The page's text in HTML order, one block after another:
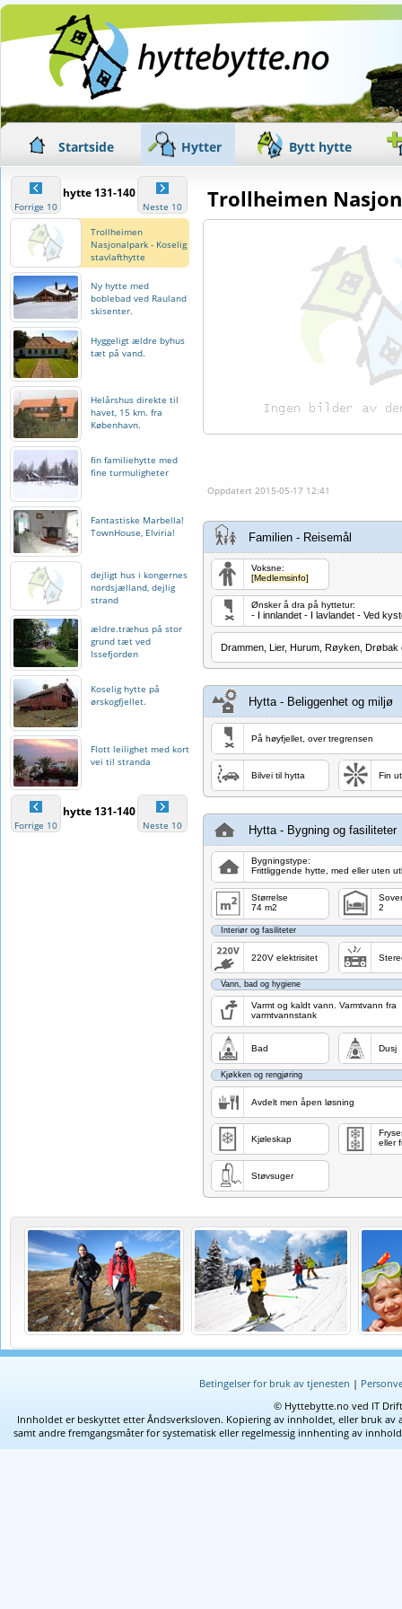
Startside Hytter Bytt hytte
Forrige 10
hytte 131-140
Neste 10
Trollheimen
Nasjonalpark - Koselig
stavlafthytte
Ny hytte med
boblebad ved Rauland
skisenter.
Hyggeligt ældre byhus
tæt på vand.
Helårshus direkte til
havet, 15 km. fra
København.
fin familiehytte med
fine turmuligheter
Fantastiske Marbella!
TownHouse, Elviria!
dejligt hus i kongernes
nordsjælland, dejlig
strand
ældre.træhus på stor
grund tæt ved
Issefjorden
Koselig hytte på
ørskogfjellet.
Flott leilighet med kort
vei til stranda
Forrige 10
hytte 131-140
Neste 10
Trollheimen
Oppdatert 2015-05-17 12:41
Familien - Reisemål
Voksne:
[Medlemsinfo]
Ønsker å dra på hyttetur:
- I innlandet - I lavlandet - Ved
Drammen, Lier, Hurum, Røyken,
Hytta - Beliggenhet og miljø
På høyfjellet, over tregrensen
Bilvei til hytta Fin
Hytta - Bygning og fasiliteter
Bygningstype:
Frittliggende hytte, med eller uten
Størrelse
74 m2
2
Interiør og fasiliteter
220V elektrisitet
Vann, bad og hygiene
Varmt og kaldt vann. Varmtvann fra
varmtvannstank
Bad Dusj
Kjøkken og rengjøring
Avdelt men åpen løsning
Kjøleskap
eller
Støvsuger
Betingelser for bruk av tjenesten |
© Hyttebytte.no ved IT
Innholdet er beskyttet etter Åndsverksloven. Kopiering av innholdet, eller bruk
samt andre fremgangsmåter for systematisk eller regelmessig innhenting av